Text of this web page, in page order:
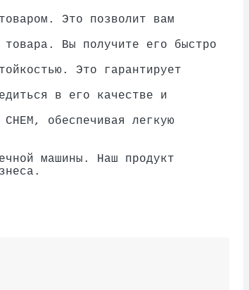
Это позволит вам
товара. Вы получите его быстро
Это гарантирует
в его качестве и
обеспечивая легкую
машины. Наш продукт